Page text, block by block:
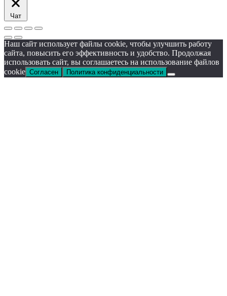
Чат
Наш сайт использует файлы cookie, чтобы улучшить работу
сайта, повысить его эффективность и удобство. Продолжая
использовать сайт, вы соглашаетесь на использование файлов
cookie Согласен Политика конфиденциальности